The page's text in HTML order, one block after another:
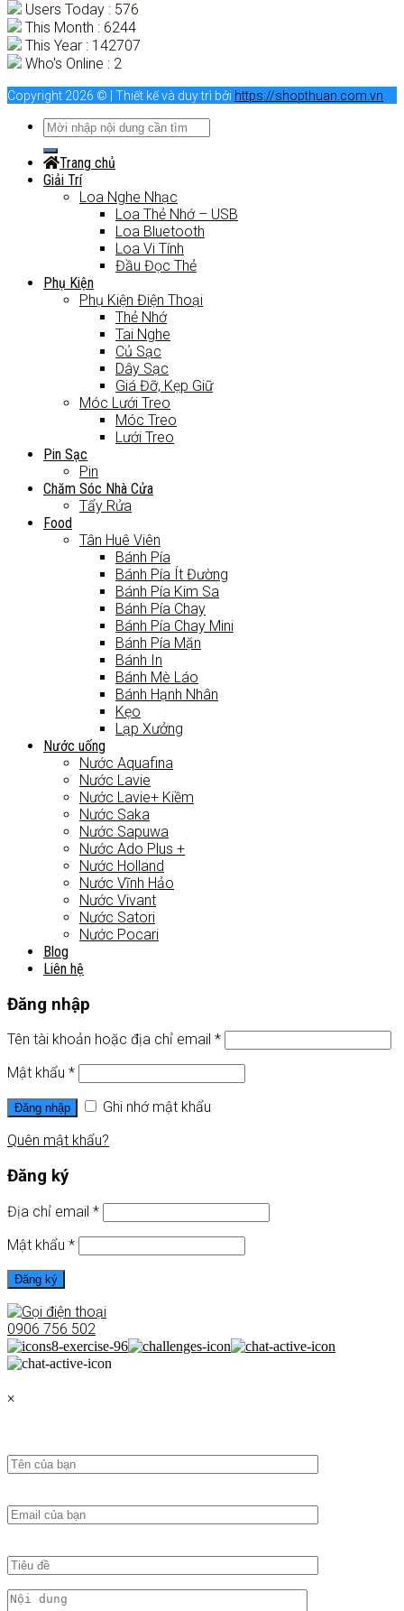
Users Today : 576
This Month : 6244
This Year : 142707
Who's Online : 2
Copyright 2026 © | Thiết kế và duy trì bởi https://shopthuan.com.vn
Trang chủ
Giải Trí
Loa Nghe Nhạc
Loa Thẻ Nhớ – USB
Loa Bluetooth
Loa Vi Tính
Đầu Đọc Thẻ
Phụ Kiện
Phụ Kiện Điện Thoại
Thẻ Nhớ
Tai Nghe
Củ Sạc
Dây Sạc
Giá Đỡ, Kẹp Giữ
Móc Lưới Treo
Móc Treo
Lưới Treo
Pin Sạc
Pin
Chăm Sóc Nhà Cửa
Tẩy Rửa
Food
Tân Huê Viên
Bánh Pía
Bánh Pía Ít Đường
Bánh Pía Kim Sa
Bánh Pía Chay
Bánh Pía Chay Mini
Bánh Pía Mặn
Bánh In
Bánh Mè Láo
Bánh Hạnh Nhân
Kẹo
Lạp Xưởng
Nước uống
Nước Aquafina
Nước Lavie
Nước Lavie+ Kiềm
Nước Saka
Nước Sapuwa
Nước Ado Plus +
Nước Holland
Nước Vĩnh Hảo
Nước Vivant
Nước Satori
Nước Pocari
Blog
Liên hệ
Đăng nhập
Tên tài khoản hoặc địa chỉ email *
Mật khẩu *
Đăng nhập
Ghi nhớ mật khẩu
Quên mật khẩu?
Đăng ký
Địa chỉ email *
Mật khẩu *
Đăng ký
0906 756 502
×